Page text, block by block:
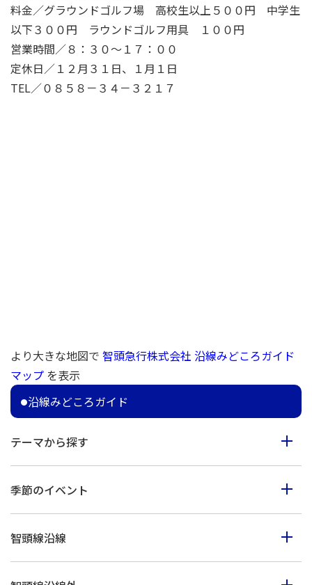
料金／グラウンドゴルフ場 高校生以上５００円 中学生
以下３００円 ラウンドゴルフ用具 １００円
営業時間／８：３０～１７：００
定休日／１２月３１日、１月１日
TEL／０８５８－３４－３２１７
より大きな地図で 智頭急行株式会社 沿線みどころガイド
マップ を表示
沿線みどころガイド
テーマから探す
歩く
買う
季節のイベント
秋のイベント
智頭線沿線